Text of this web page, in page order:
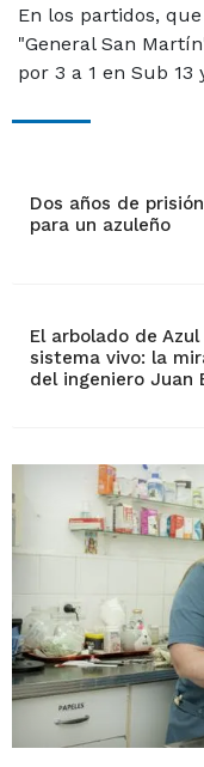
En los partidos,
"General San
por 3 a 1 en Sub 13
Dos años de
para un azuleño
El arbolado de
sistema vivo: la
del ingeniero Juan